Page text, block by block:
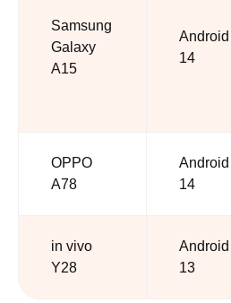
Samsung
Galaxy
A15
Android
14
OPPO
A78
Android
14
in vivo
Y28
Android
13